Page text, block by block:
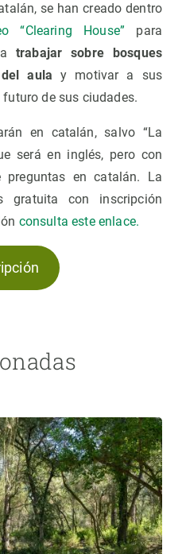
se han creado dentro
“Clearing House” para
trabajar sobre bosques
aula y motivar a sus
de sus ciudades.
en catalán, salvo “La
será en inglés, pero con
en catalán. La
con inscripción
consulta este enlace.